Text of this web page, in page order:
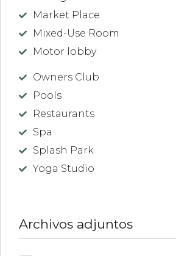
Market Place
Mixed-Use Room
Motor lobby
Owners Club
Pools
Restaurants
Spa
Splash Park
Yoga Studio
Archivos adjuntos